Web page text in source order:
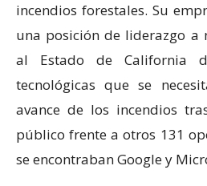
incendios forestales. Su
una posición de liderazgo a
al Estado de California
tecnológicas que se
avance de los incendios
público frente a otros 131
se encontraban Google y